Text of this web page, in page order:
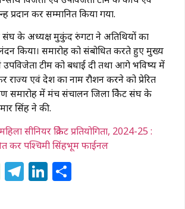
प्रदान कर सम्मानित किया गया.
संघ के अध्यक्ष मुकुंद रुंगटा ने अतिथियों का
किया। समारोह को संबोधित करते हुए मुख्य
उपविजेता टीम को बधाई दी तथा आगे भविष्य में
राज्य एवं देश का नाम रौशन करने को प्रेरित
समारोह में मंच संचालन जिला क्रिकेट संघ के
सिंह ने की.
सीनियर क्रिकेट प्रतियोगिता, 2024-25 :
कर पश्चिमी सिंहभूम फाईनल
WhatsApp
Telegram
LinkedIn